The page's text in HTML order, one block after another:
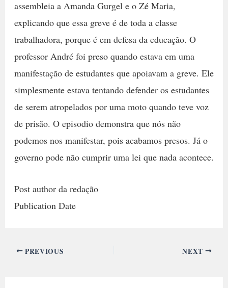
assembleia a Amanda Gurgel e o Zé Maria,
explicando que essa greve é de toda a classe
trabalhadora, porque é em defesa da educação. O
professor André foi preso quando estava em uma
manifestação de estudantes que apoiavam a greve. Ele
simplesmente estava tentando defender os estudantes
de serem atropelados por uma moto quando teve voz
de prisão. O episodio demonstra que nós não
podemos nos manifestar, pois acabamos presos. Já o
governo pode não cumprir uma lei que nada acontece.
Post author da redação
Publication Date
PREVIOUS NEXT